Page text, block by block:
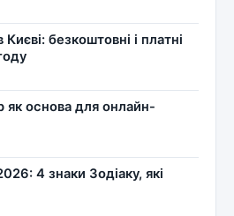
безкоштовні і платні
як основа для онлайн-
4 знаки Зодіаку, які